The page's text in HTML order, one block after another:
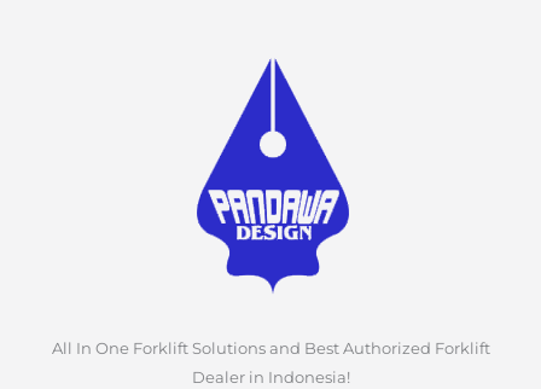
All In One Forklift Solutions and Best Authorized Forklift
Dealer in Indonesia!